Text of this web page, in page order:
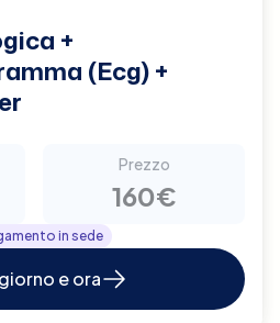
+
(Ecg) +
Prezzo
160€
in sede
e ora